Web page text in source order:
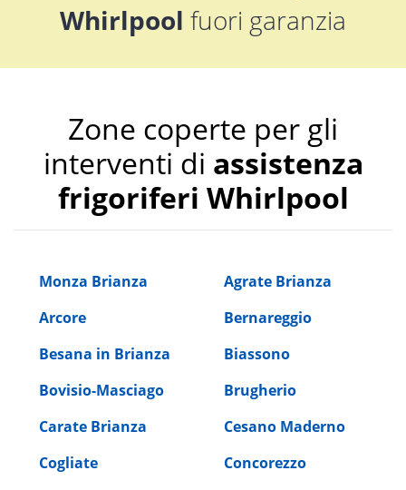
Whirlpool fuori garanzia
Zone coperte per gli
interventi di assistenza
frigoriferi Whirlpool
Monza Brianza
Agrate Brianza
Arcore
Bernareggio
Besana in Brianza
Biassono
Bovisio-Masciago
Brugherio
Carate Brianza
Cesano Maderno
Cogliate
Concorezzo